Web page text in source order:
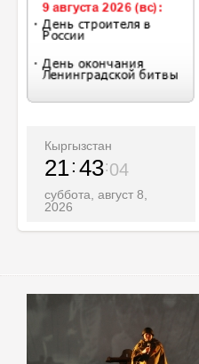
Кыргызстан
21 43 06
суббота, август 8,
2026